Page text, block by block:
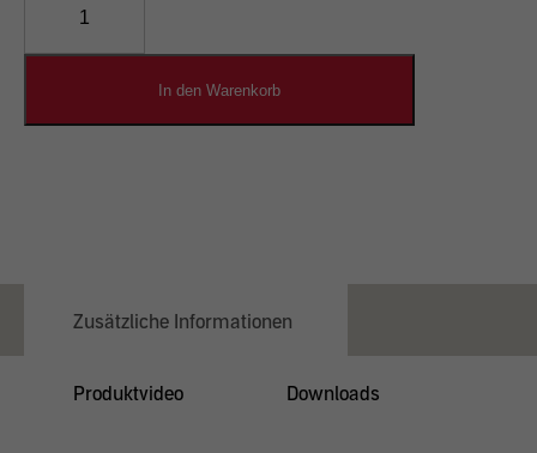
Designputz
In den Warenkorb
Zusätzliche Informationen
Produktvideo Downloads